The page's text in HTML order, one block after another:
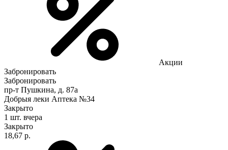
Акции
Забронировать
Забронировать
пр-т Пушкина, д. 87а
Добрыя леки Аптека №34
Закрыто
1 шт. вчера
Закрыто
18,67 р.